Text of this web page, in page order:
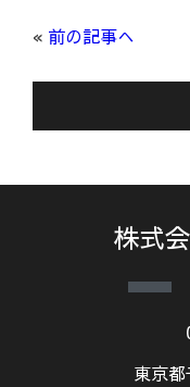
« 前の記事へ
株式
東京